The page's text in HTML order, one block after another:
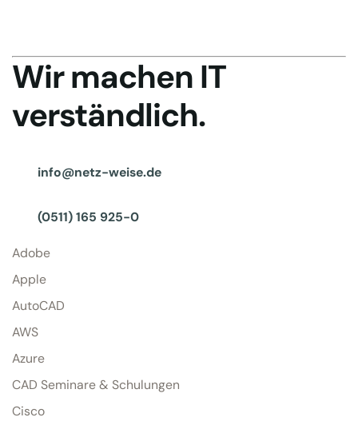
Wir machen IT
verständlich.
info@netz-weise.de
(0511) 165 925-0
Adobe
Apple
AutoCAD
AWS
Azure
CAD Seminare & Schulungen
Cisco